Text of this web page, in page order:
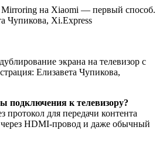
Mirroring на Xiaomi — первый способ.
Чупикова, Xi.Express
экрана на телевизор с
Елизавета Чупикова,
подключения к телевизору?
протокол для передачи контента
HDMI-провод и даже обычный